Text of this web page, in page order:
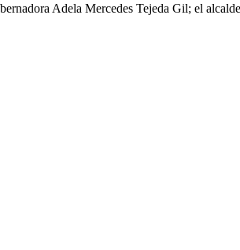
Adela Mercedes Tejeda Gil; el